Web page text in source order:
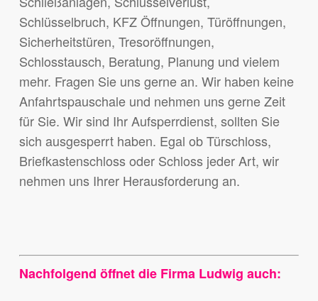
Schlüsselbruch, KFZ Öffnungen, Türöffnungen,
Sicherheitstüren, Tresoröffnungen,
Schlosstausch, Beratung, Planung und vielem
mehr. Fragen Sie uns gerne an. Wir haben keine
Anfahrtspauschale und nehmen uns gerne Zeit
für Sie. Wir sind Ihr Aufsperrdienst, sollten Sie
sich ausgesperrt haben. Egal ob Türschloss,
Briefkastenschloss oder Schloss jeder Art, wir
nehmen uns Ihrer Herausforderung an.
Nachfolgend öffnet die Firma Ludwig auch: